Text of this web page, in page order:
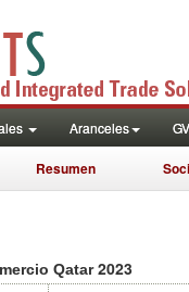
Aranceles
Resumen
Qatar2023